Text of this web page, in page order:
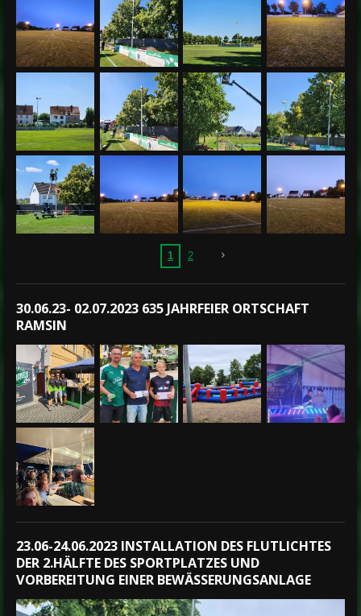
1 2
30.06.23- 02.07.2023 635 JAHRFEIER ORTSCHAFT
RAMSIN
23.06-24.06.2023 INSTALLATION DES FLUTLICHTES
DER 2.HÄLFTE DES SPORTPLATZES UND
VORBEREITUNG EINER BEWÄSSERUNGSANLAGE